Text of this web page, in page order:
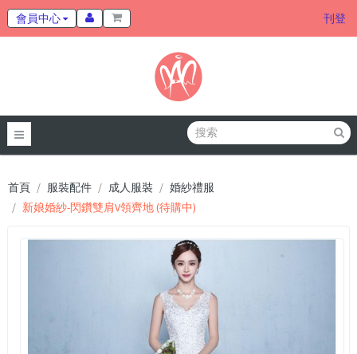
會員中心 刊登
首頁 服裝配件 成人服裝
婚紗禮服
新娘婚紗-閃鑽雙肩V領齊地 (待購中)